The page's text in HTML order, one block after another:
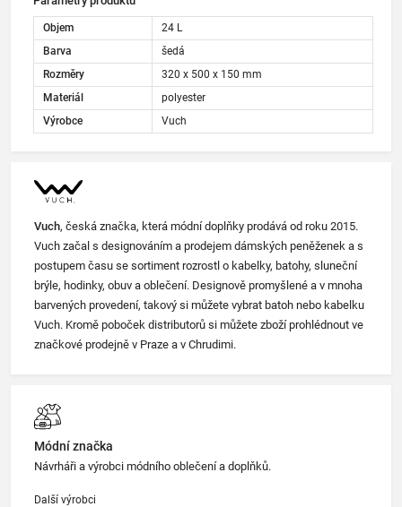
Objem
24 L
Barva
šedá
Rozměry
320 x 500 x 150 mm
Materiál
polyester
Výrobce
Vuch
Vuch, česká značka, která módní doplňky prodává od roku 2015.
Vuch začal s designováním a prodejem dámských peněženek a s
postupem času se sortiment rozrostl o kabelky, batohy, sluneční
brýle, hodinky, obuv a oblečení. Designově promyšlené a v mnoha
barvených provedení, takový si můžete vybrat batoh nebo kabelku
Vuch. Kromě poboček distributorů si můžete zboží prohlédnout ve
značkové prodejně v Praze a v Chrudimi.
Módní značka
Návrháři a výrobci módního oblečení a doplňků.
Další výrobci